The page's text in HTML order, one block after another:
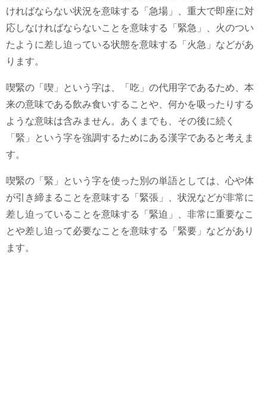
ければならない状況を意味する「急場」、重大で即座に対
応しなければならないことを意味する「緊急」、火のつい
たように差し迫っている状態を意味する「火急」などがあ
ります。
喫緊の「喫」という字は、「吃」の代用字であるため、本
来の意味である飲み食いすることや、何かを吸ったりする
ような意味は含みません。あくまでも、その後に続く
「緊」という字を強調するためにある漢字であると考えま
す。
喫緊の「緊」という字を使った別の単語としては、心や体
が引き締まることを意味する「緊張」、状況などが非常に
差し迫っていることを意味する「緊迫」、非常に重要なこ
とや差し迫って必要なことを意味する「緊要」などがあり
ます。